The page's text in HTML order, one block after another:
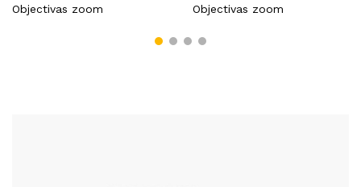
Objectivas zoom
Objectivas zoom